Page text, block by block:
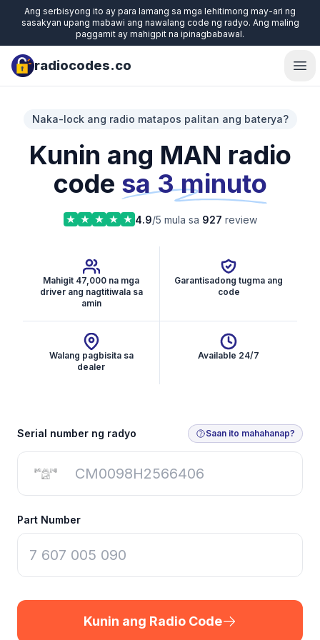
Ang serbisyong ito ay para lamang sa mga lehitimong may-ari ng
sasakyan upang mabawi ang nawalang code ng radyo. Ang maling
paggamit ay mahigpit na ipinagbabawal.
radiocodes.co
Naka-lock ang radio matapos palitan ang baterya?
Kunin ang MAN radio
code sa 3 minuto
4.9/5 mula sa 927 review
Mahigit 47,000 na mga
driver ang nagtitiwala sa
amin
Garantisadong tugma ang
code
Walang pagbisita sa
dealer
Available 24/7
Kunin ang Radio Code
Serial number ng radyo Saan ito mahahanap?
Part Number
Kunin ang Radio Code